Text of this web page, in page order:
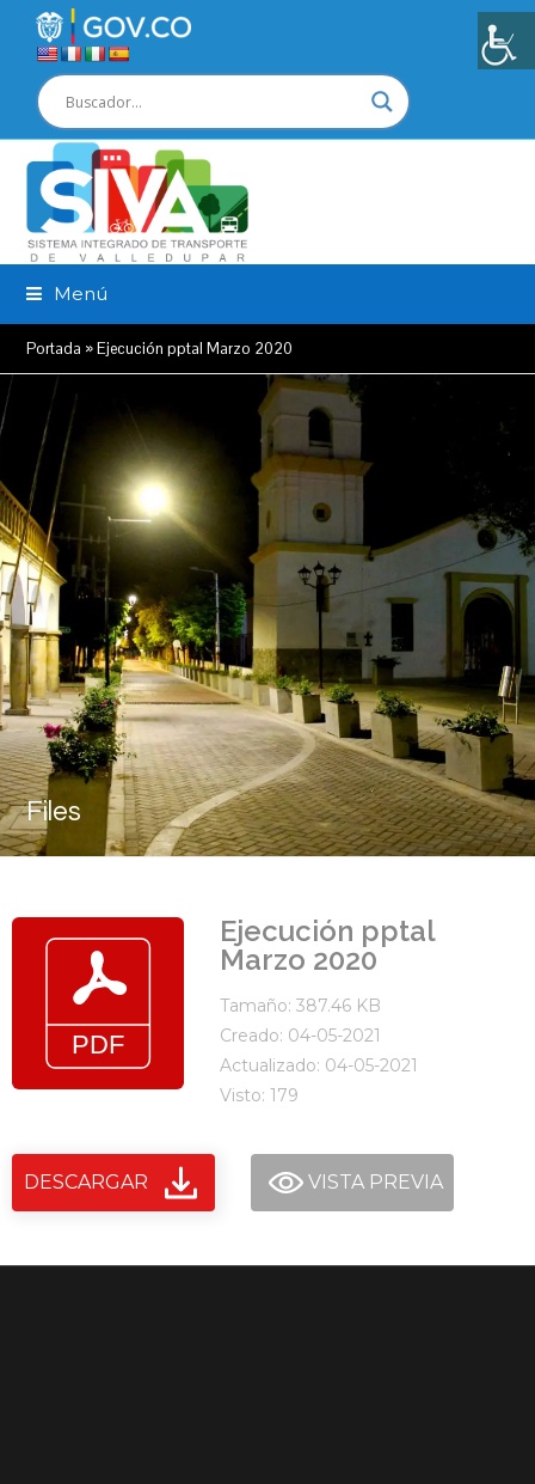
Menú
Portada »Ejecución pptal Marzo 2020
Files
Ejecución pptal
Marzo 2020
Tamaño: 387.46 KB
Creado: 04-05-2021
Actualizado: 04-05-2021
Visto: 179
DESCARGAR VISTA PREVIA